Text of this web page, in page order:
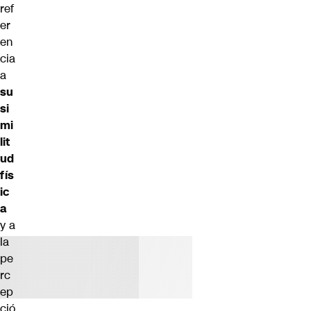
ref
er
en
cia
a
su
si
mi
lit
ud
fís
ic
a
y a
la
pe
rc
ep